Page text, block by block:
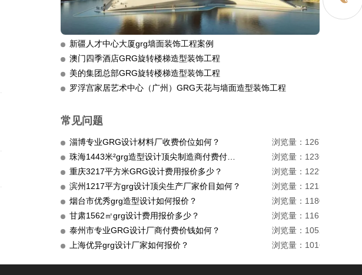
新疆人才中心大厦grg墙面装饰工程案例
澳门四季酒店GRG旋转楼梯造型装饰工程
美的集团总部GRG旋转楼梯造型装饰工程
罗浮宫家居艺术中心（广州）GRG天花与墙面造型装饰工程
常见问题
淄博专业GRG设计材料厂收费价位如何？
浏览量：1267
浏览量：1236
重庆3217平方米GRG设计费用报价多少？
浏览量：1229
滨州1217平方grg设计顶尖生产厂家价目如何？
浏览量：1215
烟台市优秀grg造型设计如何报价？
浏览量：1180
甘肃1562㎡grg设计费用报价多少？
浏览量：1161
泰州市专业GRG设计厂商付费价钱如何？
浏览量：1052
上海优异grg设计厂家如何报价？
浏览量：1016